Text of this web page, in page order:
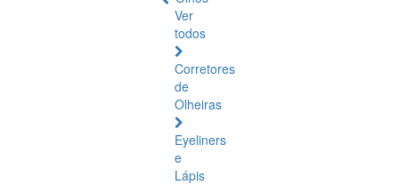
Ver
todos
Corretores
de
Olheiras
Eyeliners
e
Lápis